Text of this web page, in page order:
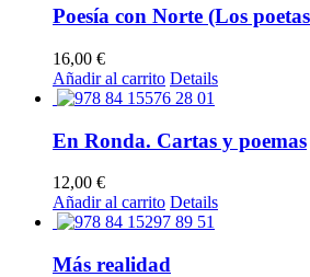
Poesía con Norte (Los
16,00 €
Añadir al carrito Details
En Ronda. Cartas y poemas
12,00 €
Añadir al carrito Details
Más realidad